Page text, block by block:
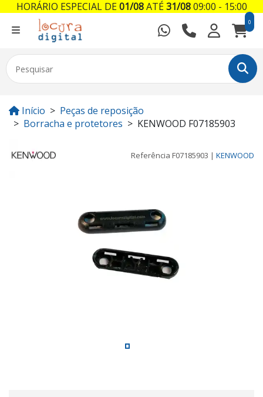
0
Início
Peças de reposição
Borracha e protetores
KENWOOD F07185903
Referência F07185903 | KENWOOD
HORÁRIO ESPECIAL DE01/08ATÉ31/0809:00 - 15:00